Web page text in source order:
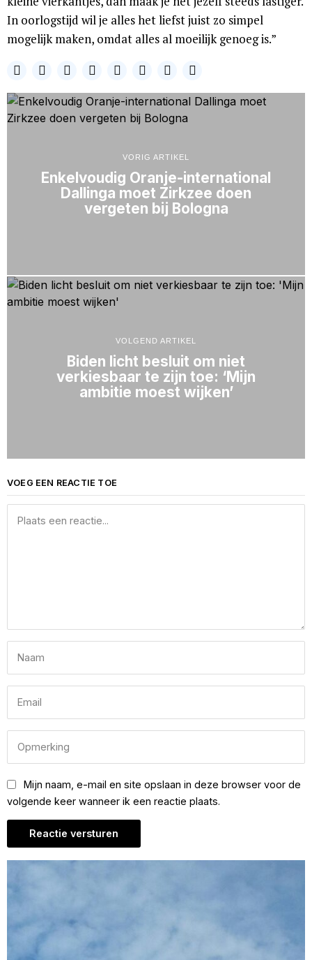
In oorlogstijd wil je alles het liefst juist zo simpel
mogelijk maken, omdat alles al moeilijk genoeg is.”
VORIG ARTIKEL
Enkelvoudig Oranje-international
Dallinga moet Zirkzee doen
vergeten bij Bologna
VOLGEND ARTIKEL
Biden licht besluit om niet
verkiesbaar te zijn toe: ‘Mijn
ambitie moest wijken’
VOEG EEN REACTIE TOE
Mijn naam, e-mail en site opslaan in deze browser voor de
volgende keer wanneer ik een reactie plaats.